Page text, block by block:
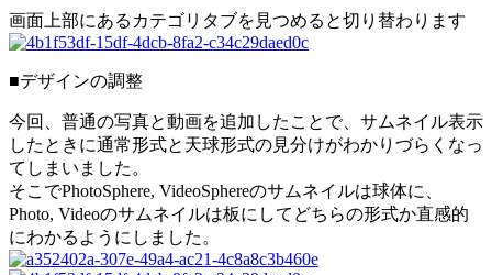
画面上部にあるカテゴリタブを見つめると切り替わります
■デザインの調整
今回、普通の写真と動画を追加したことで、サムネイル表示
したときに通常形式と天球形式の見分けがわかりづらくなっ
てしまいました。
そこでPhotoSphere, VideoSphereのサムネイルは球体に、
Photo, Videoのサムネイルは板にしてどちらの形式か直感的
にわかるようにしました。